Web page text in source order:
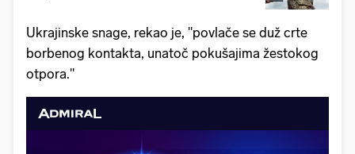
Ukrajinske snage, rekao je, "povlače se duž crte
borbenog kontakta, unatoč pokušajima žestokog
otpora."